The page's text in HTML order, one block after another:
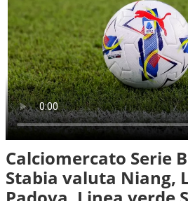
Calciomercato Serie
Stabia valuta Niang,